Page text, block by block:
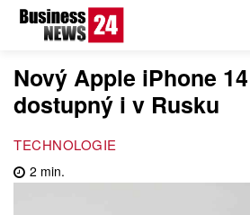
Nový Apple iPhone
dostupný i v Rusku
TECHNOLOGIE
2 min.